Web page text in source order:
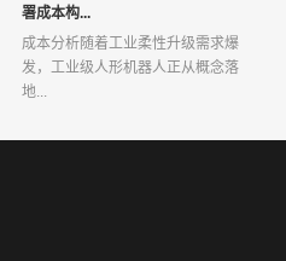
署成本构...
成本分析随着工业柔性升级需求爆
发，工业级人形机器人正从概念落
地...